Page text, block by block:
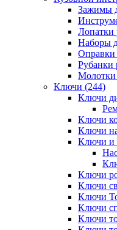
Зажимы
Лопатки
Наборы
Оправки
Рубанки
Молотки
Ключи (244)
Ключи
Ключи
Ключи
Ключи и
Ключи
Ключи
Ключи
Ключи
Ключи